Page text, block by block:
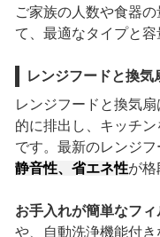
ご家族の人数や食器
て、最適なタイプと容
レンジフードと換気
レンジフードと換気
的に排出し、キッチ
です。最新のレンジフ
静音性、省エネ性が格
お手入れが簡単なフィ
や、自動洗浄機能付